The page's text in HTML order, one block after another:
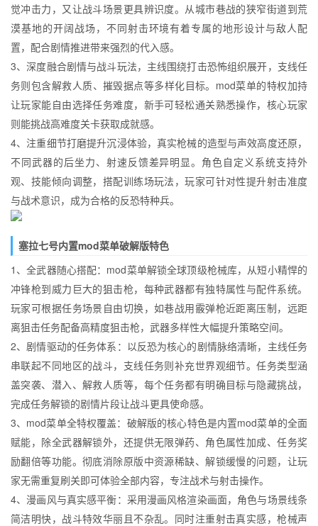
觉冲击力，又让战斗场景更具辨识度。从城市巷战的狭窄街道到荒
漠基地的开阔战场，不同射击环境有着专属的地形设计与敌人配
置，配合剧情推进带来强烈的代入感。
3、深度融合剧情与战斗玩法，主线围绕打击恐怖组织展开，支线任
务则包含解救人质、摧毁据点等多样化目标。mod菜单的特权加持
让玩家能自由选择任务难度，新手可轻松通关熟悉操作，核心玩家
则能挑战高难度关卡获取成就感。
4、注重细节打磨提升沉浸体验，真实枪械的造型与声效高度还原，
不同武器的后坐力、射速反馈差异明显。角色自定义系统支持外
观、技能倾向调整，搭配训练场玩法，玩家可针对性提升射击准度
与战术意识，成为合格的反恐特种兵。
塞拉七号内置mod菜单破解版特色
1、全武器随心搭配：mod菜单解锁全球顶级枪械库，从短小精悍的
冲锋枪到威力巨大的狙击枪，每种武器都有独特属性与配件系统。
玩家可根据任务场景自由切换，如巷战用霰弹枪近距离压制，远距
离狙击任务配备高精度狙击枪，武器多样性大幅提升策略空间。
2、剧情驱动的任务体系：以反恐为核心的剧情脉络清晰，主线任务
串联起不同地区的战斗，支线任务则补充世界观细节。任务类型涵
盖突袭、潜入、解救人质等，每个任务都有明确目标与隐藏挑战，
完成任务解锁的剧情片段让战斗更具使命感。
3、mod菜单全特权覆盖：破解版的核心特色是内置mod菜单的全面
赋能，除全武器解锁外，还提供无限弹药、角色属性加成、任务奖
励翻倍等功能。彻底消除原版中资源稀缺、解锁缓慢的问题，让玩
家无需重复刷关即可体验全部内容，专注战术与射击操作。
4、漫画风与真实感平衡：采用漫画风格渲染画面，角色与场景线条
简洁明快，战斗特效华丽且不杂乱。同时注重射击真实感，枪械声